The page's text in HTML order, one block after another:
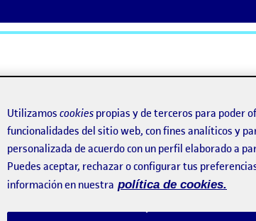
ActiFolios
Utilizamos cookies propias y de terceros para poder
funcionalidades del sitio web, con fines analíticos y
personalizada de acuerdo con un perfil elaborado a
Puedes aceptar, rechazar o configurar tus
información en nuestra política de cookies.